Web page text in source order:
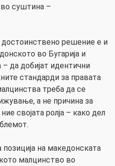
во суштина –
решение е и
во Бугарија и
да добијат идентични
стандарди за правата
треба да се
а не причина за
својата ролја – како дел
на македонската
малцинство во